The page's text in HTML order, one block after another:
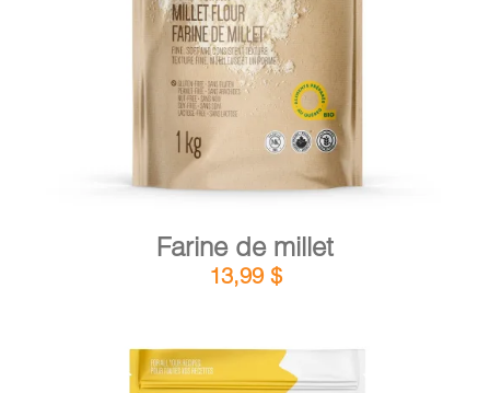
AJOUTER AU PANIER / DÉTAILS
Farine de millet
13,99 $